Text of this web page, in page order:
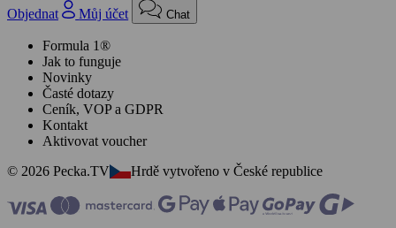
Objednat
Můj účet Chat
Formula 1®
Jak to funguje
Novinky
Časté dotazy
Ceník, VOP a GDPR
Kontakt
Aktivovat voucher
© 2026 Pecka.TV
Hrdě vytvořeno v České republice